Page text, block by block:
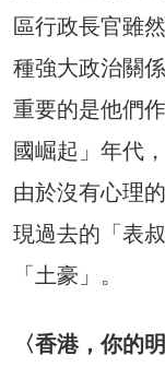
區行政長官雖
種強大政治關
重要的是他們
國崛起」年代
由於沒有心理
現過去的「表
「土豪」。
〈香港，你的